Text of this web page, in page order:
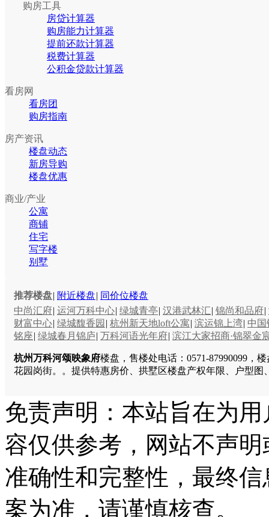
购房工具
房贷计算器
购房能力计算器
提前还款计算器
税费计算器
公积金贷款计算器
看房网
看房团
购房指南
房产资讯
楼盘动态
新房导购
楼盘优惠
商业/产业
公寓
商铺
住宅
写字楼
别墅
推荐楼盘| 附近楼盘| 同价位楼盘
中尚汇府| 运河万科中心| 绿城青亭| 汉港武林汇| 锦尚和品府|
财富中心| 绿城馥香园 | 杭州新天地loft公寓| 滨运锦上湾| 中国
铭座| 绿城春月锦庐| 万科河语光年府| 滨江大家招商·锦翠金
杭州万科河颂映象府楼盘，售楼处电话：0571-87990099，
花园岗街。。提供特惠房价、拱墅区楼盘产权年限、户型
免责声明：本站旨在为
容仅供参考，网站不声
准确性和完整性，最终
案为准，请谨慎核查。